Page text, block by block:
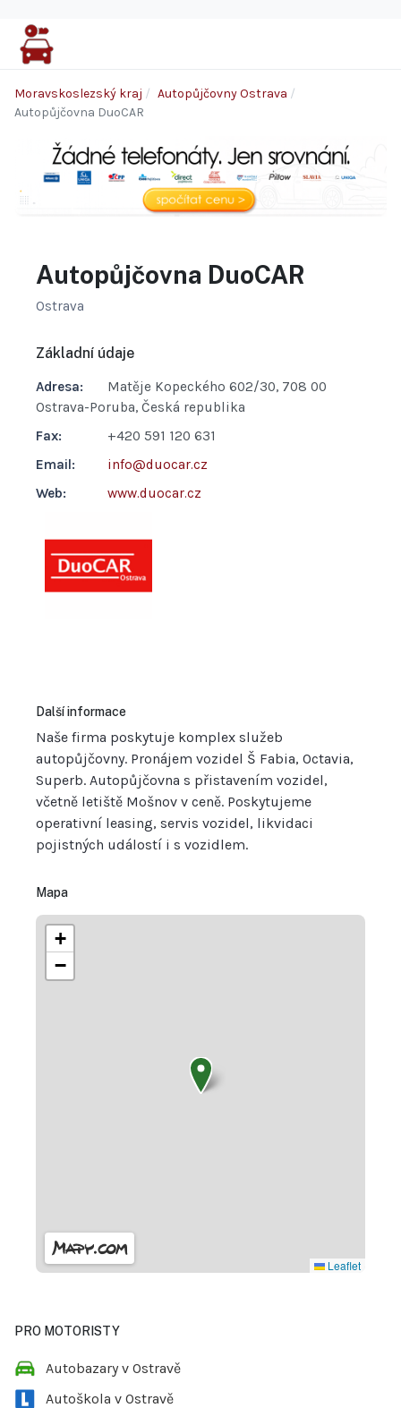
Moravskoslezský kraj
Autopůjčovny Ostrava
Autopůjčovna DuoCAR
Autopůjčovna DuoCAR
Ostrava
Základní údaje
Adresa:
Matěje Kopeckého 602/30, 708 00
Ostrava-Poruba, Česká republika
Fax:
+420 591 120 631
Email:
info@duocar.cz
Web:
www.duocar.cz
Další informace
Naše firma poskytuje komplex služeb
autopůjčovny. Pronájem vozidel Š Fabia, Octavia,
Superb. Autopůjčovna s přistavením vozidel,
včetně letiště Mošnov v ceně. Poskytujeme
operativní leasing, servis vozidel, likvidaci
pojistných událostí i s vozidlem.
Mapa
+
−
Leaflet
PRO MOTORISTY
Autobazary v Ostravě
Autoškola v Ostravě